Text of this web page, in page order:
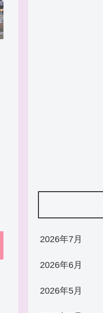
2026年7月
2026年6月
2026年5月